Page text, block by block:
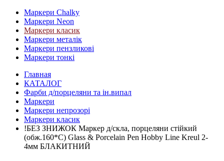
Маркери Chalky
Маркери Neon
Маркери класик
Маркери металік
Маркери пензликові
Маркери тонкі
Главная
КАТАЛОГ
Фарби д/порцеляни та ін.випал
Маркери
Маркери непрозорі
Маркери класик
!БЕЗ ЗНИЖОК Маркер д/скла, порцеляни стійкий
(обж.160*С) Glass & Porcelain Pen Hobby Line Kreul 2-
4мм БЛАКИТНИЙ